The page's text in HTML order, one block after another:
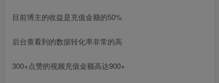
目前博主的收益是充值金额的50%
后台查看到的数据转化率非常的高
300+点赞的视频充值金额高达900+